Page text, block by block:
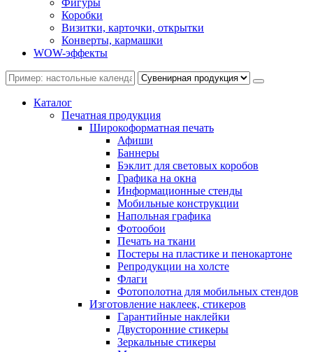
Фигуры
Коробки
Визитки, карточки, открытки
Конверты, кармашки
WOW-эффекты
Каталог
Печатная продукция
Широкоформатная печать
Афиши
Баннеры
Бэклит для световых коробов
Графика на окна
Информационные стенды
Мобильные конструкции
Напольная графика
Фотообои
Печать на ткани
Постеры на пластике и пенокартоне
Репродукции на холсте
Флаги
Фотополотна для мобильных стендов
Изготовление наклеек, стикеров
Гарантийные наклейки
Двусторонние стикеры
Зеркальные стикеры